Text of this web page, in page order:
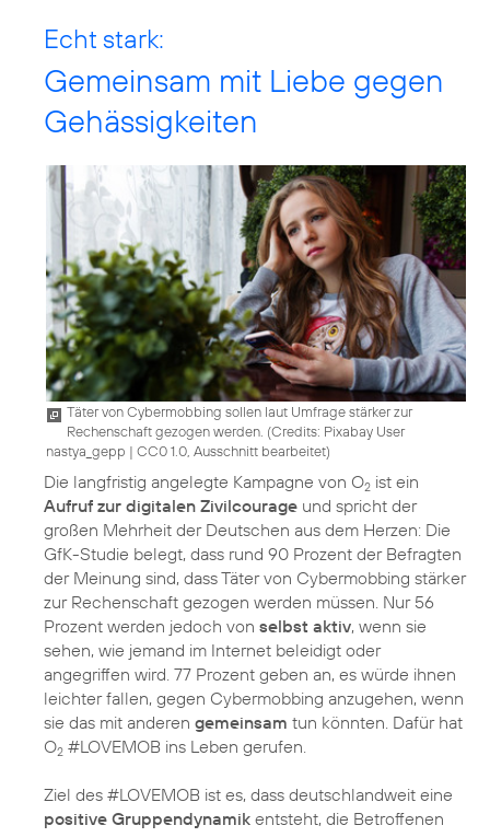
Echt stark:
Gemeinsam mit Liebe gegen
Gehässigkeiten
Täter von Cybermobbing sollen laut Umfrage stärker zur
Rechenschaft gezogen werden. (Credits: Pixabay User
nastya_gepp | CC0 1.0, Ausschnitt bearbeitet)
Die langfristig angelegte Kampagne von O2 ist ein
Aufruf zur digitalen Zivilcourage und spricht der
großen Mehrheit der Deutschen aus dem Herzen: Die
GfK-Studie belegt, dass rund 90 Prozent der Befragten
der Meinung sind, dass Täter von Cybermobbing stärker
zur Rechenschaft gezogen werden müssen. Nur 56
Prozent werden jedoch von selbst aktiv, wenn sie
sehen, wie jemand im Internet beleidigt oder
angegriffen wird. 77 Prozent geben an, es würde ihnen
leichter fallen, gegen Cybermobbing anzugehen, wenn
sie das mit anderen gemeinsam tun könnten. Dafür hat
O2 #LOVEMOB ins Leben gerufen.
Ziel des #LOVEMOB ist es, dass deutschlandweit eine
positive Gruppendynamik entsteht, die Betroffenen